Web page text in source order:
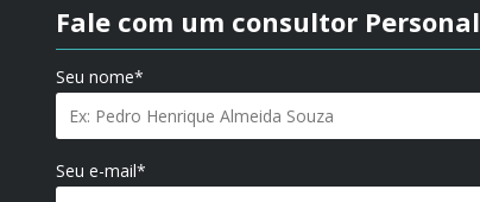
Fale com um consultor Personal
Seu nome*
Seu e-mail*